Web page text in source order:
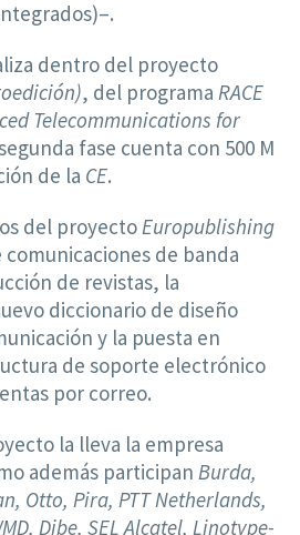
dentro del proyecto
, del programa RACE
Telecommunications for
fase cuenta con 500 M
de la CE.
del proyecto Europublishing
de banda
de revistas, la
diccionario de diseño
y la puesta en
de soporte electrónico
por correo.
la lleva la empresa
además participan Burda,
Otto, Pira, PTT Netherlands,
Dibe, SEL Alcatel, Linotype-